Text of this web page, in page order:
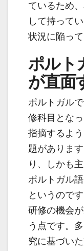
ているため
して持って
状況に陥っ
ポルト
が直面
ポルトガル
修科目とな
指摘するよ
題がありま
り、しかも
ポルトガル
というので
研修の機会
う点です。
究に基づい